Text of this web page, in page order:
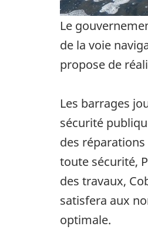
Le
de la voie
propose de
Les barrages
sécurité
des
toute sécurité,
des travaux,
satisfera aux
optimale.